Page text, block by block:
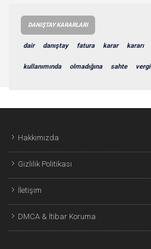
DANIŞTAY KARARLARI
dair danıştay fatura karar kararı
kullanımında olmadığına sahte vergi
Hakkımızda
Gizlilik Politikası
İletişim
DMCA & İtibar Koruma